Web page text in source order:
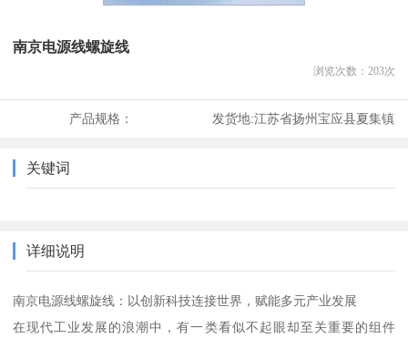
南京电源线螺旋线
浏览次数： 203次
产品规格： 发货地:江苏省扬州宝应县夏集镇
关键词
详细说明
南京电源线螺旋线：以创新科技连接世界，赋能多元产业发展
在现代工业发展的浪潮中，有一类看似不起眼却至关重要的组件